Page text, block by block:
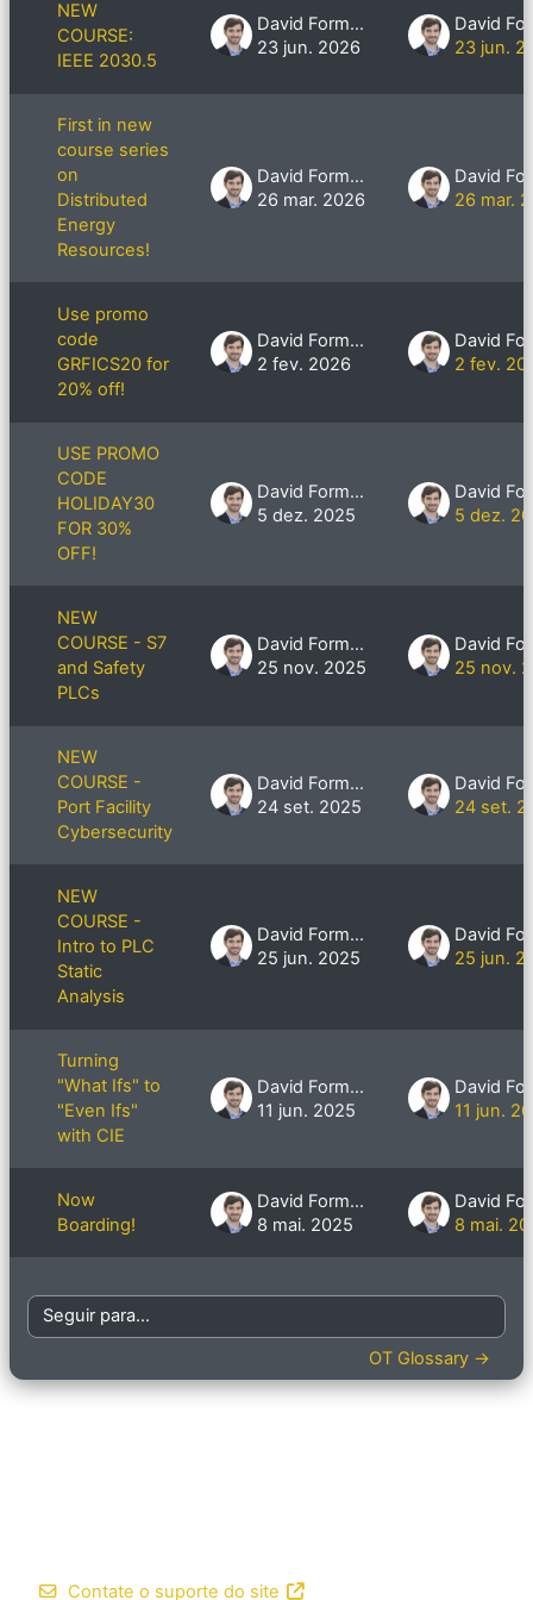
NEW
COURSE:
IEEE 2030.5
David Formby
23 jun. 2026
23 jun.
First in new
course series
on
Distributed
Energy
Resources!
David Formby
26 mar. 2026
26 mar.
Use promo
code
GRFICS20 for
20% off!
David Formby
2 fev. 2026
2 fev.
USE PROMO
CODE
HOLIDAY30
FOR 30%
OFF!
David Formby
5 dez. 2025
5 dez.
NEW
COURSE - S7
and Safety
PLCs
David Formby
25 nov. 2025
25 nov.
NEW
COURSE -
Port Facility
Cybersecurity
David Formby
24 set. 2025
24 set.
NEW
COURSE -
Intro to PLC
Static
Analysis
David Formby
25 jun. 2025
25 jun.
Turning
"What Ifs" to
"Even Ifs"
with CIE
David Formby
11 jun. 2025
11 jun.
Now
Boarding!
David Formby
8 mai. 2025
8 mai.
Seguir para...
OT Glossary →
Contate o suporte do site